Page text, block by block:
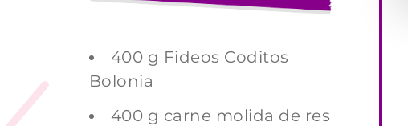
400 g Fideos Coditos
Bolonia
400 g carne molida de res